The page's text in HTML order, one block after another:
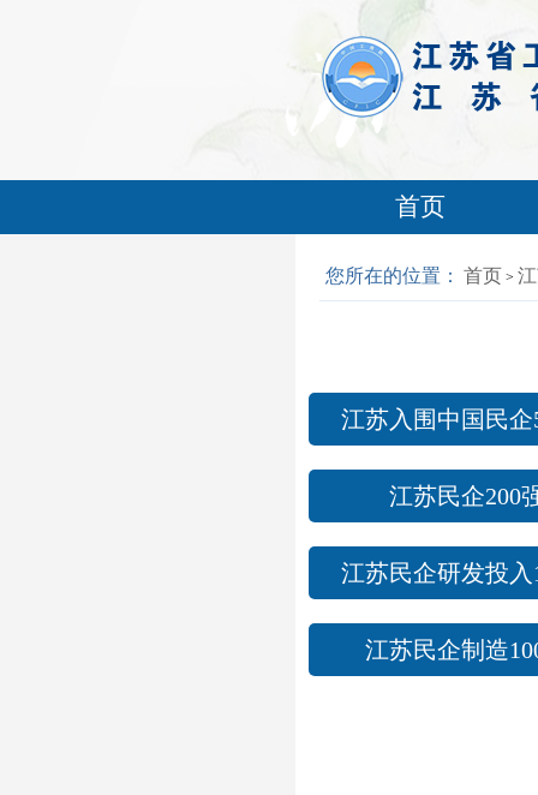
首页
您所在的位置： 首页 >
江苏入围中国民企
江苏民企200
江苏民企研发投入
江苏民企制造